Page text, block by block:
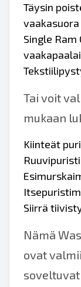
Täysin
Single Ram
Tai voit
mukaan
Kiinteät
Siirrä
Nämä
ovat